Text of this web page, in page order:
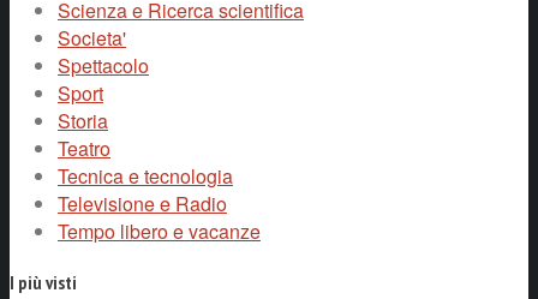
Scienza e Ricerca scientifica
Societa'
Spettacolo
Sport
Storia
Teatro
Tecnica e tecnologia
Televisione e Radio
Tempo libero e vacanze
I più visti